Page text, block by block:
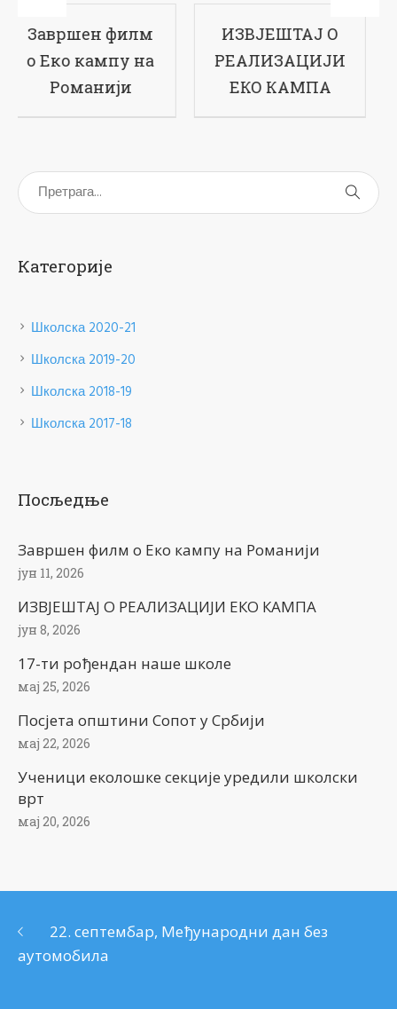
ИЗВЈЕШТАЈ О
РЕАЛИЗАЦИЈИ
ЕКО КАМПА
17-ти рођендан
наше школе
Категорије
Школска 2020-21
Школска 2019-20
Школска 2018-19
Школска 2017-18
Посљедње
Завршен филм о Еко кампу на Романији
јун 11, 2026
ИЗВЈЕШТАЈ О РЕАЛИЗАЦИЈИ ЕКО КАМПА
јун 8, 2026
17-ти рођендан наше школе
мај 25, 2026
Посјета општини Сопот у Србији
мај 22, 2026
Ученици еколошке секције уредили школски
врт
мај 20, 2026
22. септембар, Међународни дан без
аутомобила